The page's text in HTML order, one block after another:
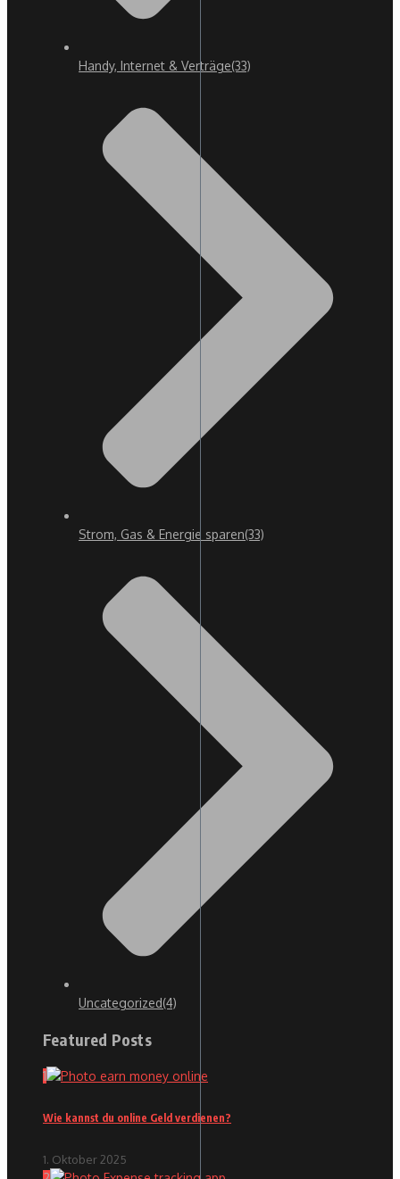
Handy, Internet & Verträge(33)
Strom, Gas & Energie sparen(33)
Uncategorized(4)
Featured Posts
1
Wie kannst du online Geld verdienen?
1. Oktober 2025